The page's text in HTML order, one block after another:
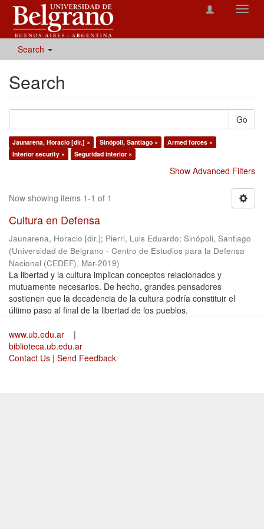
Search
Search
Go
Jaunarena, Horacio [dir.] × Sinópoli, Santiago ×
Armed forces ×
Interior security ×
Seguridad interior ×
Show Advanced Filters
Now showing items 1-1 of 1
Cultura en Defensa
Jaunarena, Horacio [dir.]; Pierri, Luis Eduardo; Sinópoli, Santiago
(Universidad de Belgrano - Centro de Estudios para la Defensa
Nacional (CEDEF), Mar-2019)
La libertad y la cultura implican conceptos relacionados y
mutuamente necesarios. De hecho, grandes pensadores
sostienen que la decadencia de la cultura podría constituir el
último paso al final de la libertad de los pueblos.
www.ub.edu.ar
|
biblioteca.ub.edu.ar
Contact Us | Send Feedback